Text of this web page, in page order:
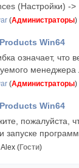
(Настройки) ->
(Администраторы)
Win64
означает, что
менеджера
(Администраторы)
Win64
пожалуйста,
запуске
Alex (Гости)